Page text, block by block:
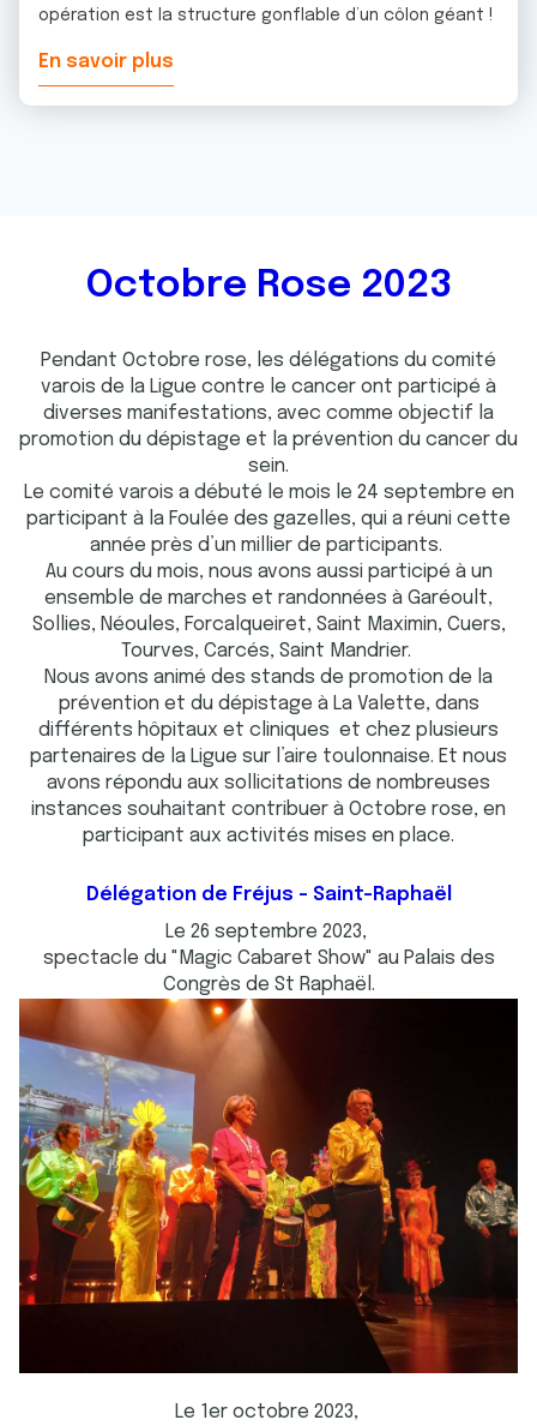
opération est la structure gonflable d’un côlon géant !
En savoir plus
Octobre Rose 2023
Pendant Octobre rose, les délégations du comité
varois de la Ligue contre le cancer ont participé à
diverses manifestations, avec comme objectif la
promotion du dépistage et la prévention du cancer du
sein.
Le comité varois a débuté le mois le 24 septembre en
participant à la Foulée des gazelles, qui a réuni cette
année près d’un millier de participants.
Au cours du mois, nous avons aussi participé à un
ensemble de marches et randonnées à Garéoult,
Sollies, Néoules, Forcalqueiret, Saint Maximin, Cuers,
Tourves, Carcés, Saint Mandrier.
Nous avons animé des stands de promotion de la
prévention et du dépistage à La Valette, dans
différents hôpitaux et cliniques et chez plusieurs
partenaires de la Ligue sur l’aire toulonnaise. Et nous
avons répondu aux sollicitations de nombreuses
instances souhaitant contribuer à Octobre rose, en
participant aux activités mises en place.
Délégation de Fréjus - Saint-Raphaël
Le 26 septembre 2023,
spectacle du "Magic Cabaret Show" au Palais des
Congrès de St Raphaël.
Le 1er octobre 2023,